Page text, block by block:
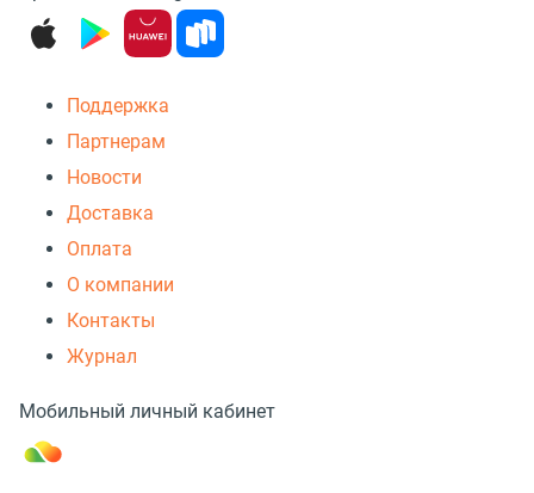
Поддержка
Партнерам
Новости
Доставка
Оплата
О компании
Контакты
Журнал
Мобильный личный кабинет